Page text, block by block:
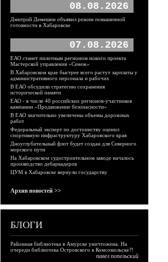
08.08.2026
Дмитрий Демешин объявил режим повышенной
готовности в Хабаровске
07.08.2026
ЕАО станет пилотным регионом нового проекта
Мастерской управления «Сенеж»
В Хабаровском крае быстрее всего растут зарплаты у
административного персонала и рабочих
В ЕАО обсудили стратегию сохранения
исторической памяти
ЕАО - в числе 40 российских регионов-участников
кампании «Продвижение безопасности»
В ЕАО значительно увеличены объемы дорожных
работ
Федеральный эксперт по достоинству оценил
спортивную инфраструктуру Хабаровского края
Дноуглубительный флот будет создан для Северного
морского пути
На Хабаровском судостроительном заводе началось
производство дебаркадеров
ЦУМ в Хабаровске вернули государству
Архив новостей >>
БЛОГИ
Районная библиотека в Амурске уничтожена. На
очереди библиотека Островского в Комсомольске?!
павел попельский